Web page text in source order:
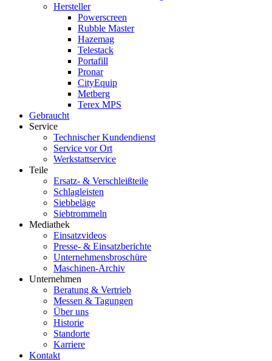
Hersteller
Powerscreen
Rubble Master
Hazemag
Telestack
Portafill
Pronar
CityEquip
Metberg
Terex MPS
Gebraucht
Service
Technischer Kundendienst
Service vor Ort
Werkstattservice
Teile
Ersatz- & Verschleißteile
Schlagleisten
Siebbeläge
Siebtrommeln
Mediathek
Einsatzvideos
Presse- & Einsatzberichte
Unternehmensbroschüre
Maschinen-Archiv
Unternehmen
Beratung & Vertrieb
Messen & Tagungen
Über uns
Historie
Standorte
Karriere
Kontakt